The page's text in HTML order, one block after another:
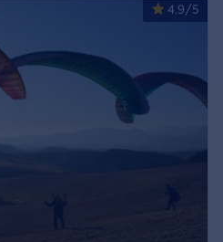
4.9/5